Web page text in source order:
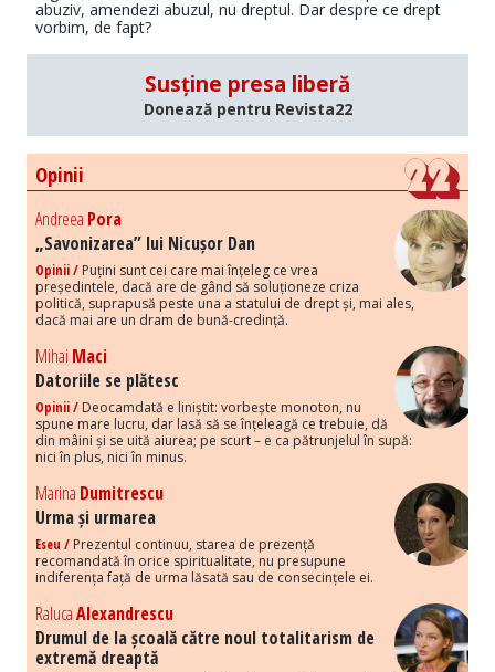
abuziv, amendezi abuzul, nu dreptul. Dar despre ce drept
vorbim, de fapt?
Susține presa liberă
Donează pentru Revista22
Opinii
Andreea Pora
„Savonizarea” lui Nicușor Dan
Opinii / Puțini sunt cei care mai înțeleg ce vrea
președintele, dacă are de gând să soluționeze criza
politică, suprapusă peste una a statului de drept și, mai ales,
dacă mai are un dram de bună-credință.
Mihai Maci
Datoriile se plătesc
Opinii / Deocamdată e liniștit: vorbește monoton, nu
spune mare lucru, dar lasă să se înțeleagă ce trebuie, dă
din mâini și se uită aiurea; pe scurt – e ca pătrunjelul în supă:
nici în plus, nici în minus.
Marina Dumitrescu
Urma și urmarea
Eseu / Prezentul continuu, starea de prezență
recomandată în orice spiritualitate, nu presupune
indiferența față de urma lăsată sau de consecințele ei.
RalucaAlexandrescu
Drumul de la școală către noul totalitarism de
extremă dreaptă